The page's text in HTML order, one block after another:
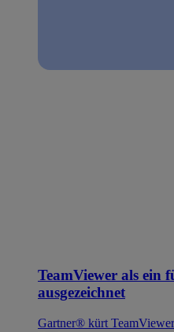
TeamViewer als ein
ausgezeichnet
Gartner® kürt